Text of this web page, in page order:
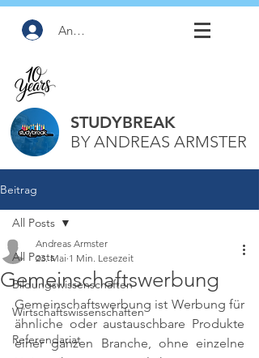
Anmelden
STUDYBREAK
BY ANDREAS ARMSTER
Beitrag
All Posts
Bildungswissenschaften
Wirtschaftswissenschaften
Referendariat
All Posts
Gemeinschaftswerbung
Andreas Armster
23. Mai 1 Min. Lesezeit
Gemeinschaftswerbung ist Werbung für
ähnliche oder austauschbare Produkte
einer ganzen Branche, ohne einzelne